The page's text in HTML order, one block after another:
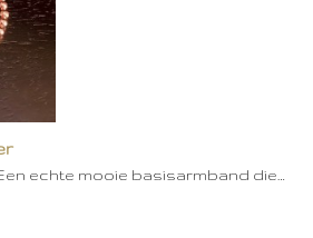
echte mooie basisarmband die…